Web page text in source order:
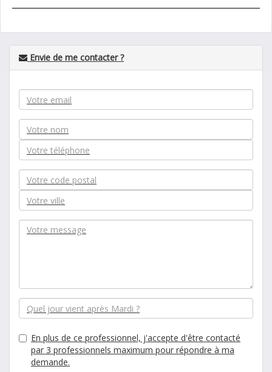
Envie de me contacter ?
En plus de ce professionnel, j'accepte d'être contacté
par 3 professionnels maximum pour répondre à ma
demande.